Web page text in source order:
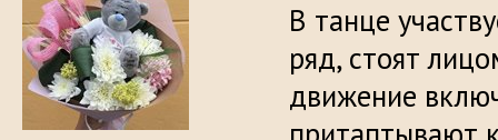
В танце
ряд, стоят
движение